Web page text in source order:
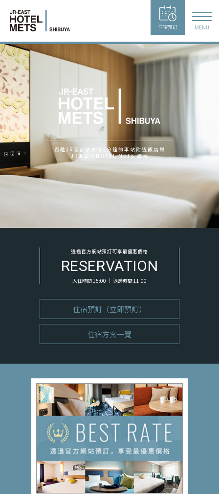
住宿預訂 MENU
距離JR澀谷站步行4分鐘的車站附近飯店是
JR東日本HOTEL METS 澀谷
透過官方網站預訂可享最優惠價格
RESERVATION
入住時間 15:00 ｜ 退房時間 11:00
住宿預訂（立即預訂）
住宿方案一覽